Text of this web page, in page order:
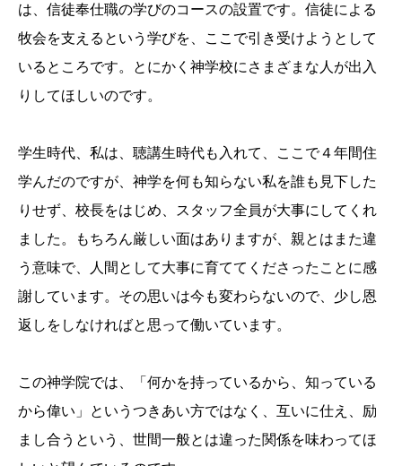
は、信徒奉仕職の学びのコースの設置です。信徒による
牧会を支えるという学びを、ここで引き受けようとして
いるところです。とにかく神学校にさまざまな人が出入
りしてほしいのです。
学生時代、私は、聴講生時代も入れて、ここで４年間住
学んだのですが、神学を何も知らない私を誰も見下した
りせず、校長をはじめ、スタッフ全員が大事にしてくれ
ました。もちろん厳しい面はありますが、親とはまた違
う意味で、人間として大事に育ててくださったことに感
謝しています。その思いは今も変わらないので、少し恩
返しをしなければと思って働いています。
この神学院では、「何かを持っているから、知っている
から偉い」というつきあい方ではなく、互いに仕え、励
まし合うという、世間一般とは違った関係を味わってほ